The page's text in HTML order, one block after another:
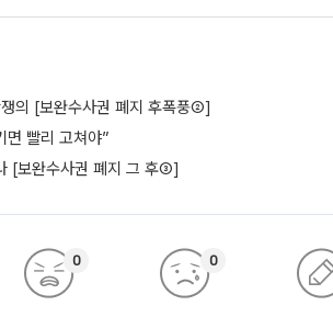
의 [보완수사권 폐지 후폭풍②]
면 빨리 고쳐야”
[보완수사권 폐지 그 후③]
0 0